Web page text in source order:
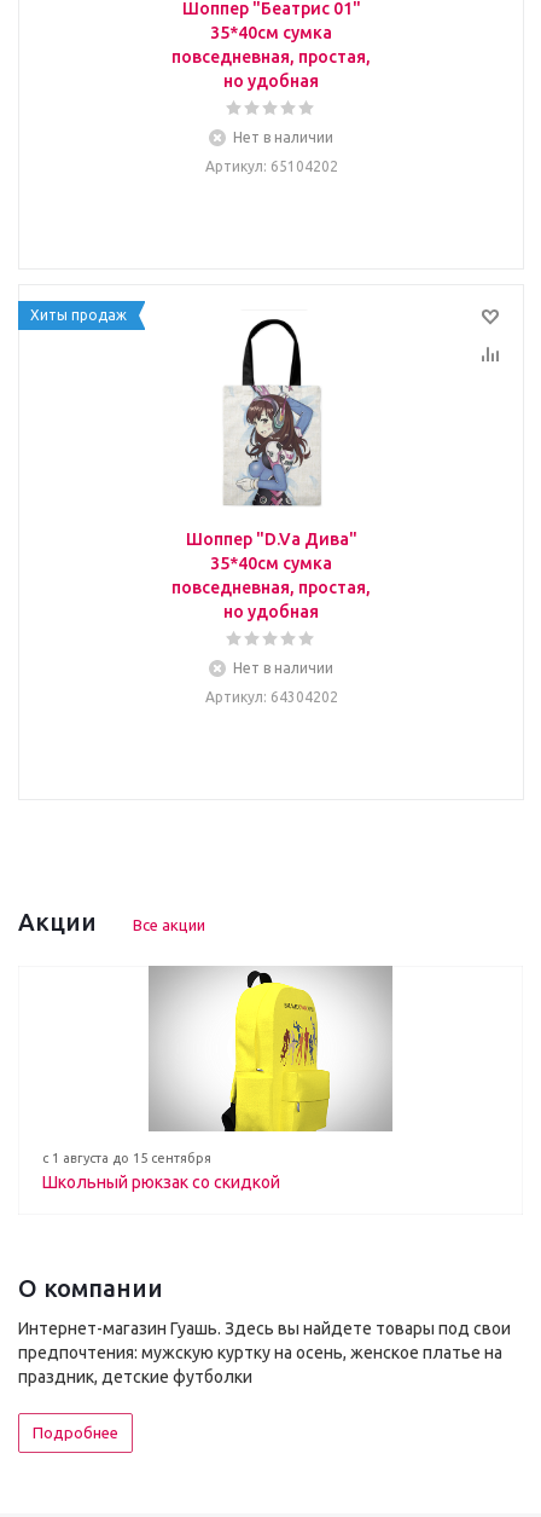
Шоппер "Беатрис 01"
35*40см сумка
повседневная, простая,
но удобная
Нет в наличии
Артикул: 65104202
Хиты продаж
Шоппер "D.Va Дива"
35*40см сумка
повседневная, простая,
но удобная
Нет в наличии
Артикул: 64304202
Акции Все акции
с 1 августа до 15 сентября
Школьный рюкзак со скидкой
О компании
Интернет-магазин Гуашь. Здесь вы найдете товары под свои
предпочтения: мужскую куртку на осень, женское платье на
праздник, детские футболки
Подробнее